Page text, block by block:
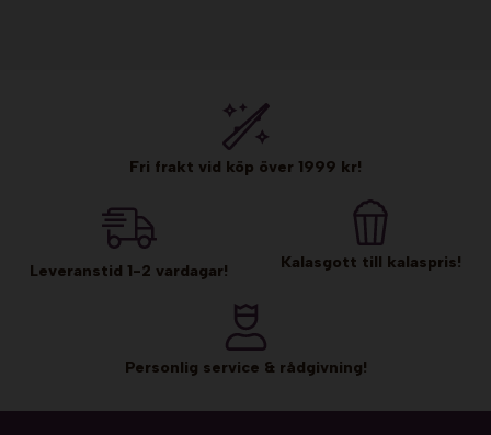
Fri frakt vid köp över 1999 kr!
Leveranstid 1-2 vardagar! Kalasgott till kalaspris!
Personlig service & rådgivning!